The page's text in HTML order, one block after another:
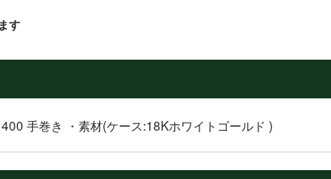
す
手巻き ・素材(ケース:18Kホワイトゴールド )